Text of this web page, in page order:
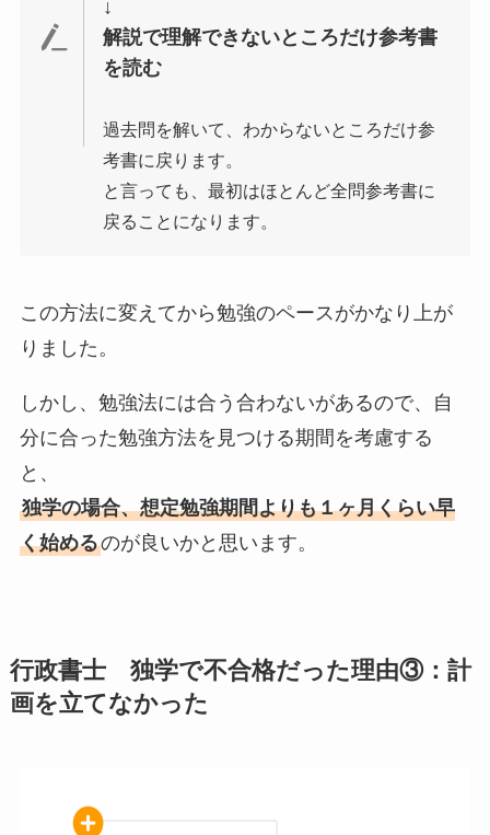
↓
解説で理解できないところだけ参考書
を読む
過去問を解いて、わからないところだけ参
考書に戻ります。
と言っても、最初はほとんど全問参考書に
戻ることになります。
この方法に変えてから勉強のペースがかなり上が
りました。
しかし、勉強法には合う合わないがあるので、自
分に合った勉強方法を見つける期間を考慮する
と、
独学の場合、想定勉強期間よりも１ヶ月くらい早
く始めるのが良いかと思います。
行政書士 独学で不合格だった理由③：計
画を立てなかった